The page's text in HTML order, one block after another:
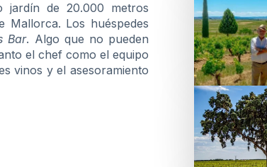
de 20.000 metros
Mallorca. Los huéspedes
Bar. Algo que no pueden
el chef como el equipo
vinos y el asesoramiento